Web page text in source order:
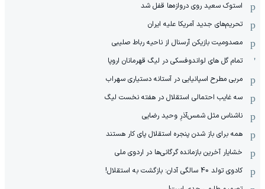
استوک سعید روی دروازه‌ها قفل شد
تحریم‌های جدید آمریکا علیه ایران
مصدومیت بازیکن آرسنال از ناحیه رباط صلیبی
تمام گل های لواندوفسکی در لیگ قهرمانان اروپا
مربی مطرح اسپانیایی در آستانه دستیاری سهراب
سه غایب احتمالی استقلال در هفته نخست لیگ
ناشناس مثل شمس‌آذرِ وحید رضایی
همه برای باز شدن پنجره استقلال پای کار هستند
خشایار آخرین بازمانده گرگانی‌ها در اردوی ملی
کادوی تولد 40 سالگی آدان: بازگشت به استقلال!